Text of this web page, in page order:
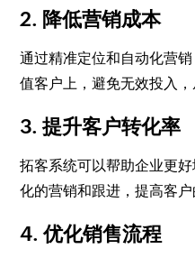
2. 降低营销成本
通过精准定位和自动化营
值客户上，避免无效投入
3. 提升客户转化率
拓客系统可以帮助企业更
化的营销和跟进，提高客户
4. 优化销售流程